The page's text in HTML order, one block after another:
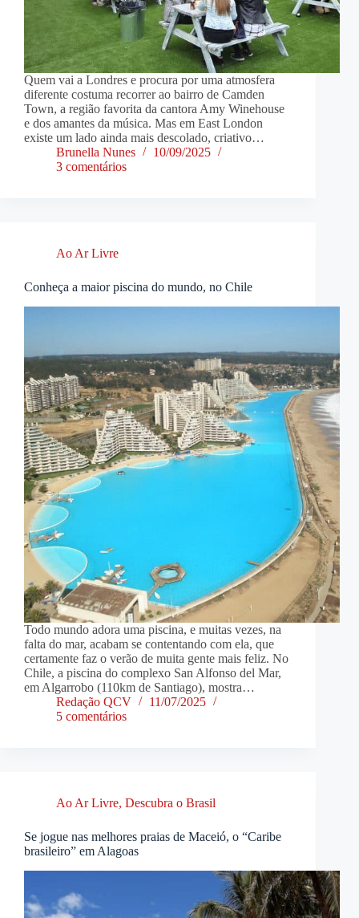
Quem vai a Londres e procura por uma atmosfera
diferente costuma recorrer ao bairro de Camden
Town, a região favorita da cantora Amy Winehouse
e dos amantes da música. Mas em East London
existe um lado ainda mais descolado, criativo…
Brunella Nunes
10/09/2025
3 comentários
Ao Ar Livre
Conheça a maior piscina do mundo, no Chile
Todo mundo adora uma piscina, e muitas vezes, na
falta do mar, acabam se contentando com ela, que
certamente faz o verão de muita gente mais feliz. No
Chile, a piscina do complexo San Alfonso del Mar,
em Algarrobo (110km de Santiago), mostra…
Redação QCV
11/07/2025
5 comentários
Ao Ar Livre, Descubra o Brasil
Se jogue nas melhores praias de Maceió, o “Caribe
brasileiro” em Alagoas